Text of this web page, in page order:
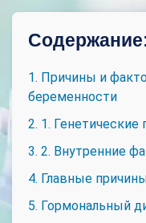
1. Причины и
беременности
2. 1. Генетические
3. 2. Внутренние
4. Главные
5. Гормональный